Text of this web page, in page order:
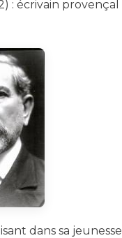
: écrivain provençal
dans sa